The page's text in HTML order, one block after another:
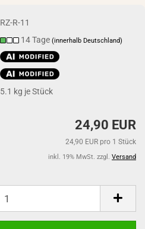
RZ-R-11
14 Tage(innerhalb Deutschland)
5.1 kg je Stück
24,90 EUR
24,90 EUR pro 1 Stück
inkl. 19% MwSt. zzgl. Versand